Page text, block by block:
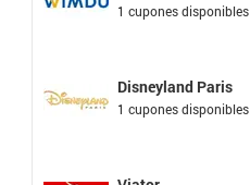
1 cupones disponibles
Disneyland Paris
1 cupones disponibles